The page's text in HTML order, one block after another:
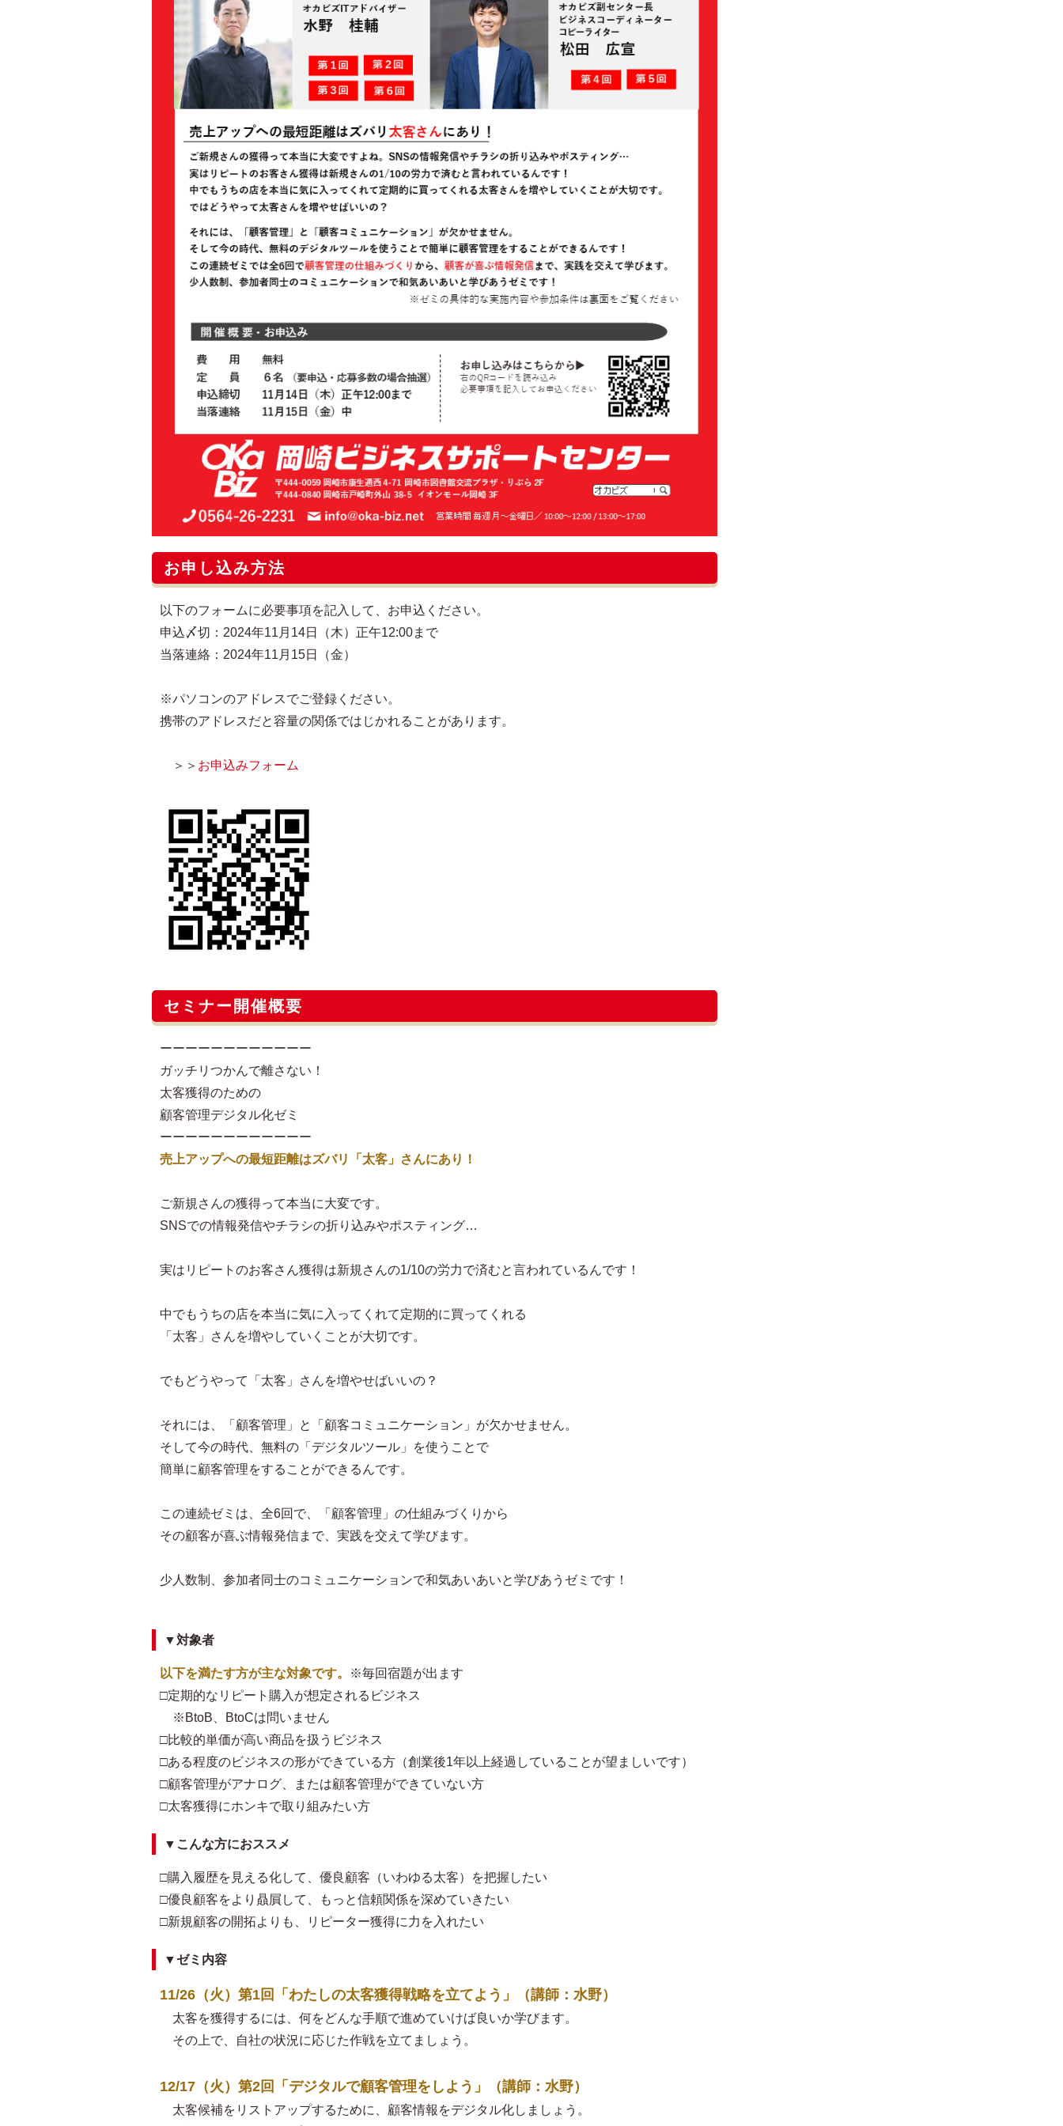
お申し込み方法
以下のフォームに必要事項を記入して、お申込ください。
申込〆切：2024年11月14日（木）正午12:00まで
当落連絡：2024年11月15日（金）
※パソコンのアドレスでご登録ください。
携帯のアドレスだと容量の関係ではじかれることがあります。
＞＞ お申込みフォーム
セミナー開催概要
ーーーーーーーーーーーー
ガッチリつかんで離さない！
太客獲得のための
顧客管理デジタル化ゼミ
ーーーーーーーーーーーー
売上アップへの最短距離はズバリ「太客」さんにあり！
ご新規さんの獲得って本当に大変です。
SNSでの情報発信やチラシの折り込みやポスティング…
実はリピートのお客さん獲得は新規さんの1/10の労力で済むと言われているんです！
中でもうちの店を本当に気に入ってくれて定期的に買ってくれる
「太客」さんを増やしていくことが大切です。
でもどうやって「太客」さんを増やせばいいの？
それには、「顧客管理」と「顧客コミュニケーション」が欠かせません。
そして今の時代、無料の「デジタルツール」を使うことで
簡単に顧客管理をすることができるんです。
この連続ゼミは、全6回で、「顧客管理」の仕組みづくりから
その顧客が喜ぶ情報発信まで、実践を交えて学びます。
少人数制、参加者同士のコミュニケーションで和気あいあいと学びあうゼミです！
▼対象者
以下を満たす方が主な対象です。
※毎回宿題が出ます
□定期的なリピート購入が想定されるビジネス
※BtoB、BtoCは問いません
□比較的単価が高い商品を扱うビジネス
□ある程度のビジネスの形ができている方（創業後1年以上経過していることが望ましいです）
□顧客管理がアナログ、または顧客管理ができていない方
□太客獲得にホンキで取り組みたい方
▼こんな方におススメ
□購入履歴を見える化して、優良顧客（いわゆる太客）を把握したい
□優良顧客をより贔屓して、もっと信頼関係を深めていきたい
□新規顧客の開拓よりも、リピーター獲得に力を入れたい
▼ゼミ内容
11/26（火）第1回「わたしの太客獲得戦略を立てよう」（講師：水野）
太客を獲得するには、何をどんな手順で進めていけば良いか学びます。
その上で、自社の状況に応じた作戦を立てましょう。
12/17（火）第2回「デジタルで顧客管理をしよう」（講師：水野）
太客候補をリストアップするために、顧客情報をデジタル化しましょう。